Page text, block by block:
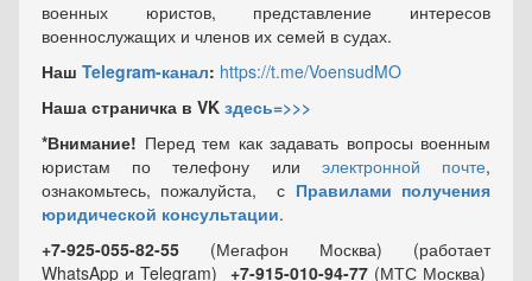
военных юристов, представление интересов
военнослужащих и членов их семей в судах.
Наш Telegram-канал: https://t.me/VoensudMO
Наша страничка в VK здесь=>>>
*Внимание! Перед тем как задавать вопросы военным
юристам по телефону или электронной почте,
ознакомьтесь, пожалуйста, с Правилами получения
юридической консультации.
+7-925-055-82-55 (Мегафон Москва) (работает
WhatsApp и Telegram) +7-915-010-94-77 (МТС Москва)